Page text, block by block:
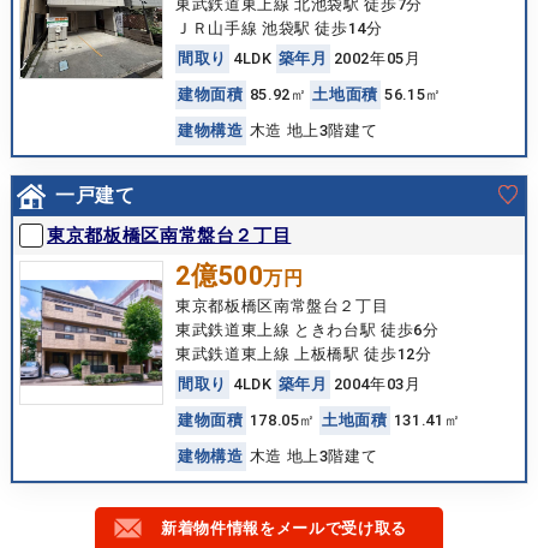
東武鉄道東上線 北池袋駅 徒歩7分
ＪＲ山手線 池袋駅 徒歩14分
間 取 り 4LDK 築年 月
2002年05月
建物面積 85.92㎡ 土地面積 56.15㎡
建物構造 木造 地上3階建て
一戸建て
東京都板橋区南常盤台２丁目
2億500万円
東京都板橋区南常盤台２丁目
東武鉄道東上線 ときわ台駅 徒歩6分
東武鉄道東上線 上板橋駅 徒歩12分
間 取 り 4LDK 築年 月
2004年03月
建物面積 178.05㎡ 土地面積 131.41㎡
建物構造 木造 地上3階建て
新着物件情報をメールで受け取る